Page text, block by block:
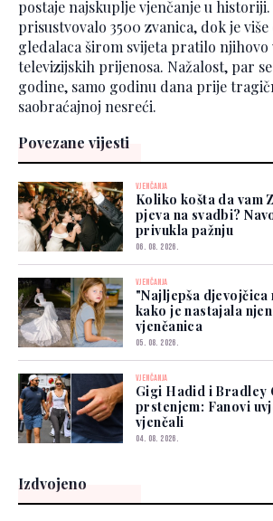
postaje najskuplje vjenčanje u
prisustvovalo 3500 zvanica, dok je
gledalaca širom svijeta pratilo njihovo
televizijskih prijenosa. Nažalost, par
godine, samo godinu dana prije
saobraćajnoj nesreći.
Povezane vijesti
VJENČANJA
Koliko košta da vam
pjeva na svadbi?
privukla pažnju
06. 08. 2026.
VJENČANJA
"Najljepša
kako je nastajala
vjenčanica
05. 08. 2026.
VJENČANJA
Gigi Hadid i Bradley
prstenjem: Fanovi
vjenčali
04. 08. 2026.
Izdvojeno